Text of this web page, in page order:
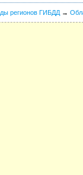
регионов ГИБДД →